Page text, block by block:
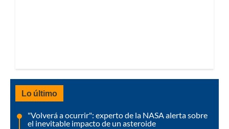
Lo último
"Volverá a ocurrir": experto de la NASA alerta sobre
el inevitable impacto de un asteroide